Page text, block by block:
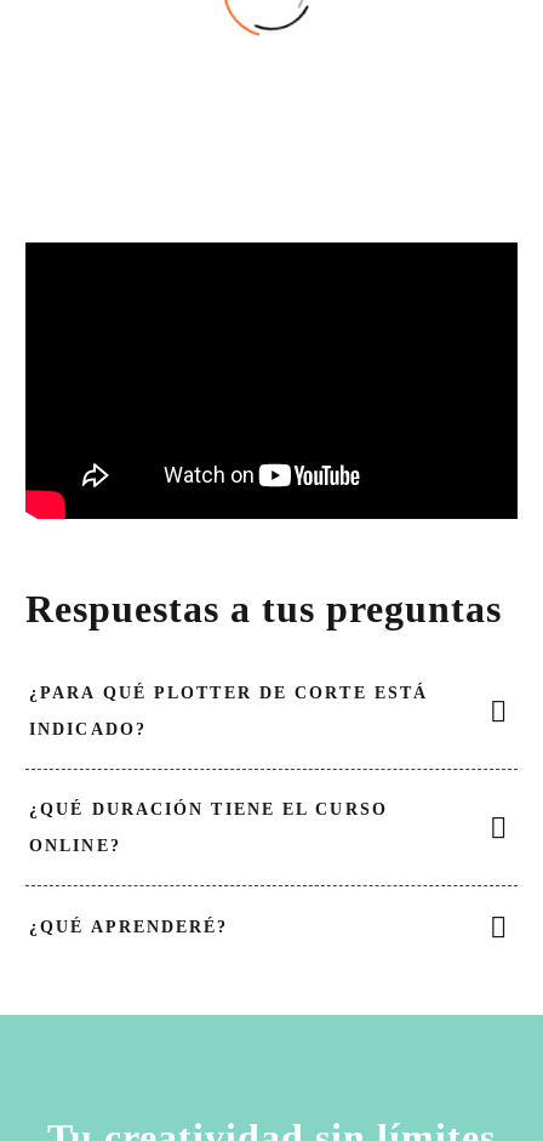
¿Tienes un plotter de corte
Cricut y quieres llevar tu
sorprender con un regalo
Respuestas a tus preguntas
¿PARA QUÉ PLOTTER DE CORTE ESTÁ
INDICADO?
¿QUÉ DURACIÓN TIENE EL CURSO
ONLINE?
¿QUÉ APRENDERÉ?